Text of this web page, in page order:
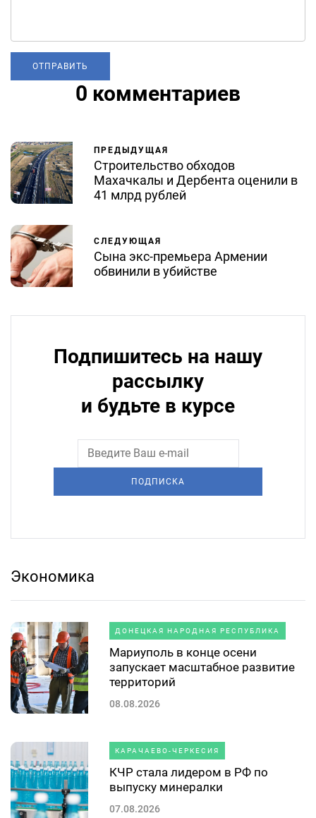
0 комментариев
ПРЕДЫДУЩАЯ
Строительство обходов
Махачкалы и Дербента оценили в
41 млрд рублей
СЛЕДУЮЩАЯ
Сына экс-премьера Армении
обвинили в убийстве
Подпишитесь на нашу
рассылку
и будьте в курсе
ПОДПИСКА
Экономика
ДОНЕЦКАЯ НАРОДНАЯ РЕСПУБЛИКА
Мариуполь в конце осени
запускает масштабное развитие
территорий
08.08.2026
КАРАЧАЕВО-ЧЕРКЕСИЯ
КЧР стала лидером в РФ по
выпуску минералки
07.08.2026